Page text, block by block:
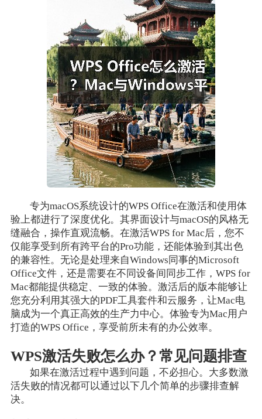
专为macOS系统设计的WPS Office在激活和使用体
验上都进行了深度优化。其界面设计与macOS的风格无
缝融合，操作直观流畅。在激活WPS for Mac后，您不
仅能享受到所有跨平台的Pro功能，还能体验到其出色
的兼容性。无论是处理来自Windows同事的Microsoft
Office文件，还是需要在不同设备间同步工作，WPS for
Mac都能提供稳定、一致的体验。激活后的版本能够让
您充分利用其强大的PDF工具套件和云服务，让Mac电
脑成为一个真正高效的生产力中心。体验专为Mac用户
打造的WPS Office，享受前所未有的办公效率。
WPS激活失败怎么办？常见问题排查
如果在激活过程中遇到问题，不必担心。大多数激
活失败的情况都可以通过以下几个简单的步骤排查解
决。